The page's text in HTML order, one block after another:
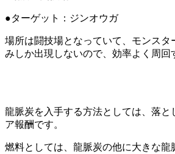
●ターゲット：ジンオウガ
場所は闘技場となっていて、モンスタ
みしか出現しないので、効率よく周回
龍脈炭を入手する方法としては、落と
ア報酬です。
燃料としては、龍脈炭の他に大きな龍